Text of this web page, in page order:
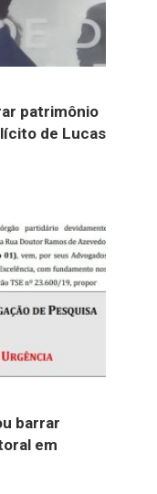
patrimônio
de Lucas
barrar
em